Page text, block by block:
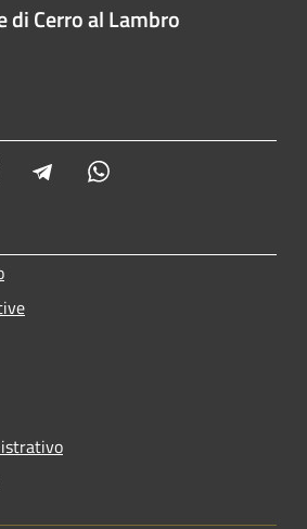
di Cerro al Lambro
Telegram